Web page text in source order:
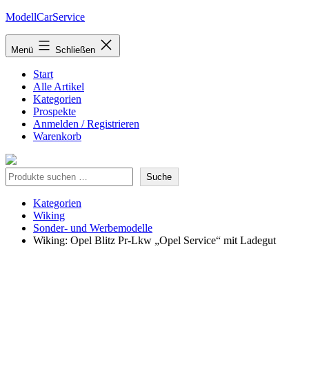
Zum
springen
ModellCarService
Menü Schließen
Start
Alle Artikel
Kategorien
Prospekte
Anmelden / Registrieren
Warenkorb
Suche Suche
Kategorien
Wiking
Sonder- und Werbemodelle
Wiking: Opel Blitz Pr-Lkw „Opel Service“ mit Ladegut